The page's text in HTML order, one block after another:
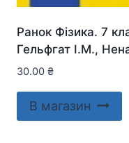
Ранок Фізика. 7
Гельфгат І.М.,
30.00 ₴
В магазин